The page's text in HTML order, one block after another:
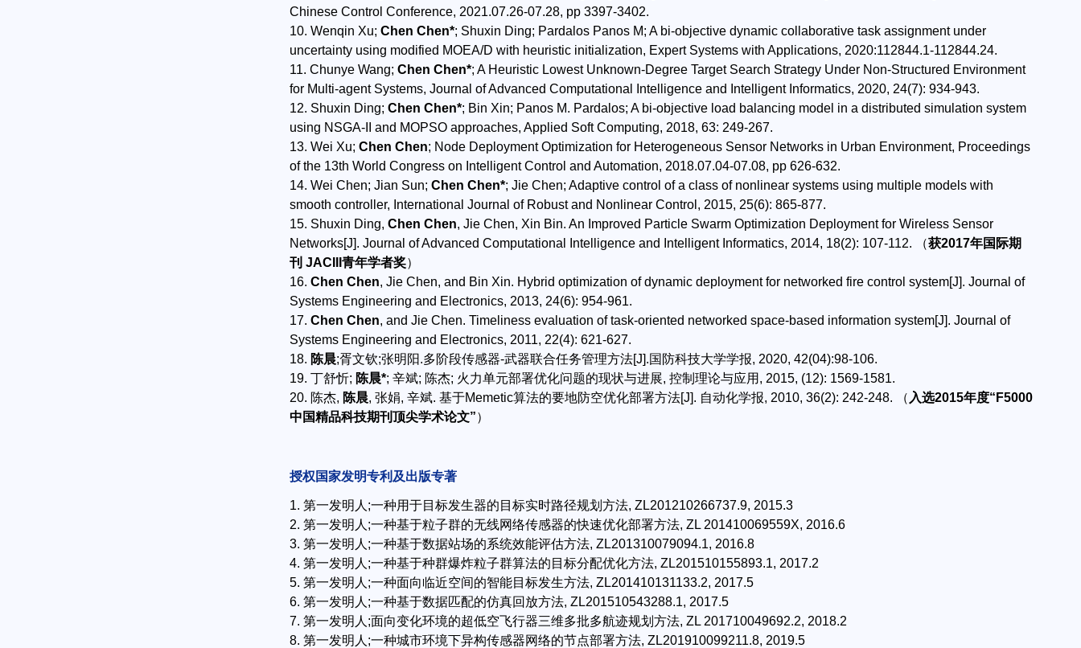
Chinese Control Conference, 2021.07.26-07.28, pp 3397-3402.
10. Wenqin Xu; Chen Chen*; Shuxin Ding; Pardalos Panos M; A bi-objective dynamic collaborative task assignment under
uncertainty using modified MOEA/D with heuristic initialization, Expert Systems with Applications, 2020:112844.1-112844.24.
11. Chunye Wang; Chen Chen*; A Heuristic Lowest Unknown-Degree Target Search Strategy Under Non-Structured Environment
for Multi-agent Systems, Journal of Advanced Computational Intelligence and Intelligent Informatics, 2020, 24(7): 934-943.
12. Shuxin Ding; Chen Chen*; Bin Xin; Panos M. Pardalos; A bi-objective load balancing model in a distributed simulation system
using NSGA-II and MOPSO approaches, Applied Soft Computing, 2018, 63: 249-267.
13. Wei Xu; Chen Chen; Node Deployment Optimization for Heterogeneous Sensor Networks in Urban Environment, Proceedings
of the 13th World Congress on Intelligent Control and Automation, 2018.07.04-07.08, pp 626-632.
14. Wei Chen; Jian Sun; Chen Chen*; Jie Chen; Adaptive control of a class of nonlinear systems using multiple models with
smooth controller, International Journal of Robust and Nonlinear Control, 2015, 25(6): 865-877.
15. Shuxin Ding, Chen Chen, Jie Chen, Xin Bin. An Improved Particle Swarm Optimization Deployment for Wireless Sensor
Networks[J]. Journal of Advanced Computational Intelligence and Intelligent Informatics, 2014, 18(2): 107-112. （获2017年国际期
刊 JACIII青年学者奖）
16. Chen Chen, Jie Chen, and Bin Xin. Hybrid optimization of dynamic deployment for networked fire control system[J]. Journal of
Systems Engineering and Electronics, 2013, 24(6): 954-961.
17. Chen Chen, and Jie Chen. Timeliness evaluation of task-oriented networked space-based information system[J]. Journal of
Systems Engineering and Electronics, 2011, 22(4): 621-627.
18. 陈晨;胥文钦;张明阳.多阶段传感器-武器联合任务管理方法[J].国防科技大学学报, 2020, 42(04):98-106.
19. 丁舒忻; 陈晨*; 辛斌; 陈杰; 火力单元部署优化问题的现状与进展, 控制理论与应用, 2015, (12): 1569-1581.
20. 陈杰, 陈晨, 张娟, 辛斌. 基于Memetic算法的要地防空优化部署方法[J]. 自动化学报, 2010, 36(2): 242-248. （ 入选2015年度“F5000
中国精品科技期刊顶尖学术论文”）
授权国家发明专利及出版专著
1. 第一发明人;一种用于目标发生器的目标实时路径规划方法, ZL201210266737.9, 2015.3
2. 第一发明人;一种基于粒子群的无线网络传感器的快速优化部署方法, ZL 201410069559X, 2016.6
3. 第一发明人;一种基于数据站场的系统效能评估方法, ZL201310079094.1, 2016.8
4. 第一发明人;一种基于种群爆炸粒子群算法的目标分配优化方法, ZL201510155893.1, 2017.2
5. 第一发明人;一种面向临近空间的智能目标发生方法, ZL201410131133.2, 2017.5
6. 第一发明人;一种基于数据匹配的仿真回放方法, ZL201510543288.1, 2017.5
7. 第一发明人;面向变化环境的超低空飞行器三维多批多航迹规划方法, ZL 201710049692.2, 2018.2
8. 第一发明人;一种城市环境下异构传感器网络的节点部署方法, ZL201910099211.8, 2019.5